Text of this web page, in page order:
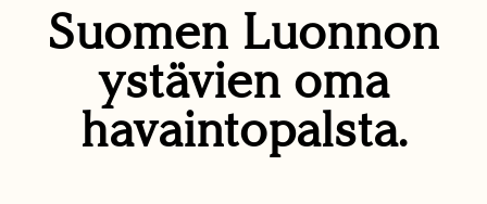
Suomen Luonnon
ystävien oma
havaintopalsta.